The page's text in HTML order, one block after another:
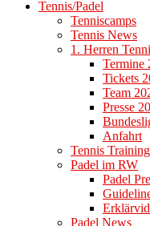
Tennis/Padel
Tenniscamps
Tennis News
1. Herren
Termine
Tickets
Team
Presse
Anfahrt
Tennis
Padel im RW
Padel
Padel News